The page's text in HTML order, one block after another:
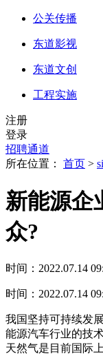
公关传播
东道影视
东道文创
工程实施
注册
登录
招聘通道
所在位置： 首页 >
新能源企
众?
时间：2022.07.14
时间：2022.07.14
我国坚持可持续发
能源汽车行业的技
天然气是目前国际